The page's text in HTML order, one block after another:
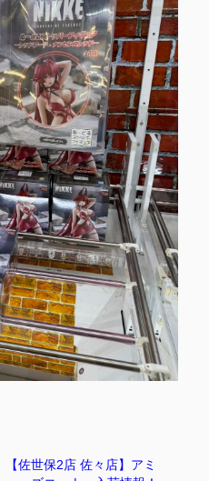
【佐世保2店 佐々店】アミ